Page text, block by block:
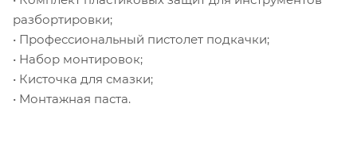
разбортировки;
• Профессиональный пистолет подкачки;
• Набор монтировок;
• Кисточка для смазки;
• Монтажная паста.